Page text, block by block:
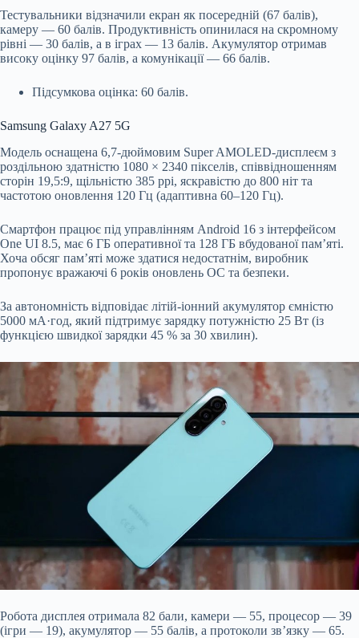
Тестувальники відзначили екран як посередній (67 балів),
камеру — 60 балів. Продуктивність опинилася на скромному
рівні — 30 балів, а в іграх — 13 балів. Акумулятор отримав
високу оцінку 97 балів, а комунікації — 66 балів.
Підсумкова оцінка: 60 балів.
Samsung Galaxy A27 5G
Модель оснащена 6,7-дюймовим Super AMOLED-дисплеєм з
роздільною здатністю 1080 × 2340 пікселів, співвідношенням
сторін 19,5:9, щільністю 385 ppi, яскравістю до 800 ніт та
частотою оновлення 120 Гц (адаптивна 60–120 Гц).
Смартфон працює під управлінням Android 16 з інтерфейсом
One UI 8.5, має 6 ГБ оперативної та 128 ГБ вбудованої пам’яті.
Хоча обсяг пам’яті може здатися недостатнім, виробник
пропонує вражаючі 6 років оновлень ОС та безпеки.
За автономність відповідає літій-іонний акумулятор ємністю
5000 мА·год, який підтримує зарядку потужністю 25 Вт (із
функцією швидкої зарядки 45 % за 30 хвилин).
Робота дисплея отримала 82 бали, камери — 55, процесор — 39
(ігри — 19), акумулятор — 55 балів, а протоколи зв’язку — 65.